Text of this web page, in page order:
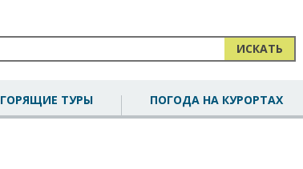
ИСКАТЬ
ГОРЯЩИЕ ТУРЫ ПОГОДА НА КУРОРТАХ